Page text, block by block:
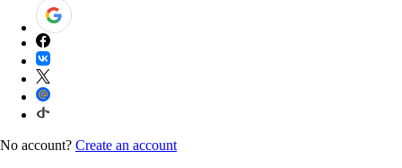
No account? Create an account